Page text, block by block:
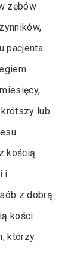
zębów
pacjenta
lub
kością
i
z dobrą
kości
którzy